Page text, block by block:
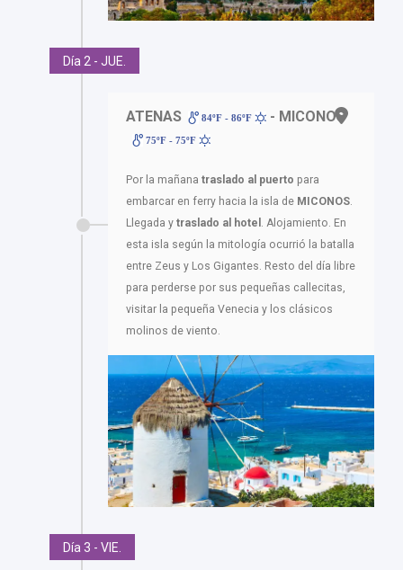
Día 2 - JUE.
ATENAS 84ºF - 86ºF - MICONOS
75ºF - 75ºF
Por la mañana traslado al puerto para
embarcar en ferry hacia la isla de MICONOS.
Llegada y traslado al hotel . Alojamiento. En
esta isla según la mitología ocurrió la batalla
entre Zeus y Los Gigantes. Resto del día libre
para perderse por sus pequeñas callecitas,
visitar la pequeña Venecia y los clásicos
molinos de viento.
Día 3 - VIE.